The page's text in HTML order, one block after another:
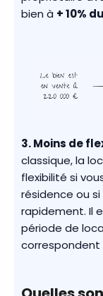
bien à + 10%
3. Moins de
classique, la
flexibilité si
résidence ou
rapidement. Il
période de
correspondent